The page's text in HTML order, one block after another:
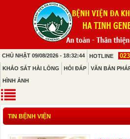
CHỦ NHẬT 09/08/2026 - 18:32:44 HOTLINE
KHẢO SÁT HÀI LÒNG HỎI ĐÁP VĂN BẢN
HÌNH ẢNH
TIN BỆNH VIỆN